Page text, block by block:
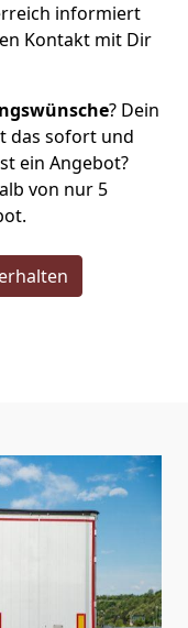
informiert
Kontakt mit Dir
? Dein
das sofort und
ein Angebot?
von nur 5